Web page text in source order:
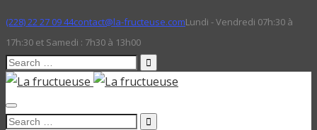
(228) 22 27 09 44contact@la-fructeuse.comLundi - Vendredi 07h:30 à
17h:30 et Samedi : 7h30 à 13h00
Search
for:
Search